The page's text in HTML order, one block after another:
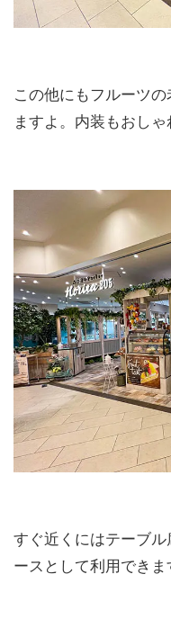
この他にもフルーツの
ますよ。内装もおし
すぐ近くにはテーブ
ースとして利用できま